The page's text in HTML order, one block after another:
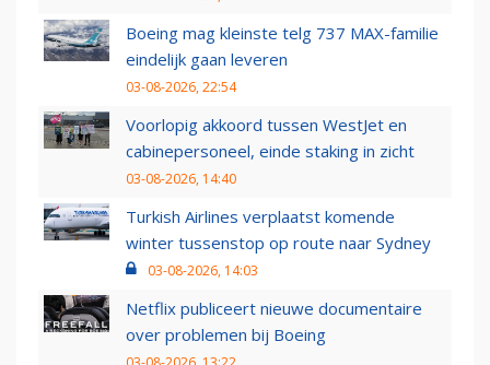
Boeing mag kleinste telg 737 MAX-familie
eindelijk gaan leveren
03-08-2026, 22:54
Voorlopig akkoord tussen WestJet en
cabinepersoneel, einde staking in zicht
03-08-2026, 14:40
Turkish Airlines verplaatst komende
winter tussenstop op route naar Sydney
03-08-2026, 14:03
Netflix publiceert nieuwe documentaire
over problemen bij Boeing